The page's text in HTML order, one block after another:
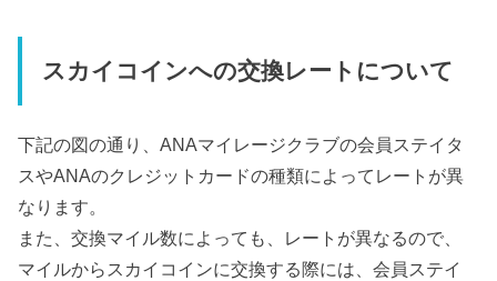
スカイコインへの交換レートについて
下記の図の通り、ANAマイレージクラブの会員ステイタ
スやANAのクレジットカードの種類によってレートが異
なります。
また、交換マイル数によっても、レートが異なるので、
マイルからスカイコインに交換する際には、会員ステイ